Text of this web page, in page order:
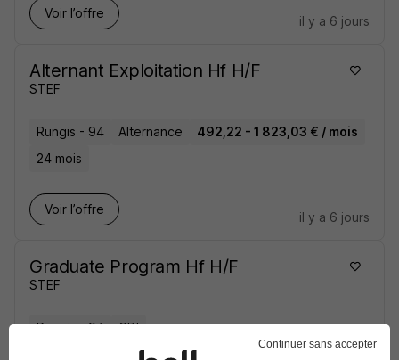
Voir l’offre
il y a 6 jours
Alternant Exploitation Hf H/F
STEF
Rungis - 94 Alternance
492,22 - 1 823,03 € / mois
24 mois
Voir l’offre
il y a 6 jours
Graduate Program Hf H/F
STEF
Rungis - 94 CDI
Continuer sans accepter